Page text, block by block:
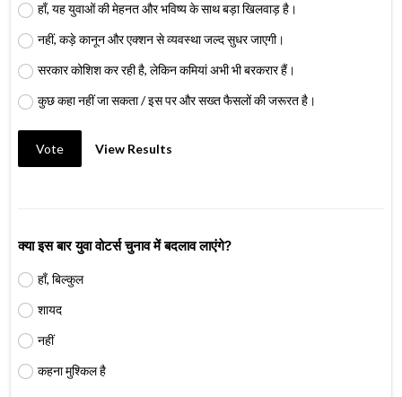
हाँ, यह युवाओं की मेहनत और भविष्य के साथ बड़ा खिलवाड़ है।
नहीं, कड़े कानून और एक्शन से व्यवस्था जल्द सुधर जाएगी।
सरकार कोशिश कर रही है, लेकिन कमियां अभी भी बरकरार हैं।
कुछ कहा नहीं जा सकता / इस पर और सख्त फैसलों की जरूरत है।
Vote View Results
क्या इस बार युवा वोटर्स चुनाव में बदलाव लाएंगे?
हाँ, बिल्कुल
शायद
नहीं
कहना मुश्किल है